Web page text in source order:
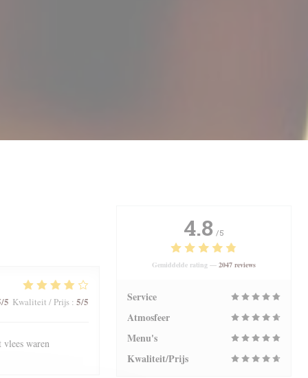
/5 Kwaliteit / Prijs: 5/5
vlees waren
4.8 /5
Gemiddelde rating — 2047 reviews
Service
Atmosfeer
Menu's
Kwaliteit/Prijs